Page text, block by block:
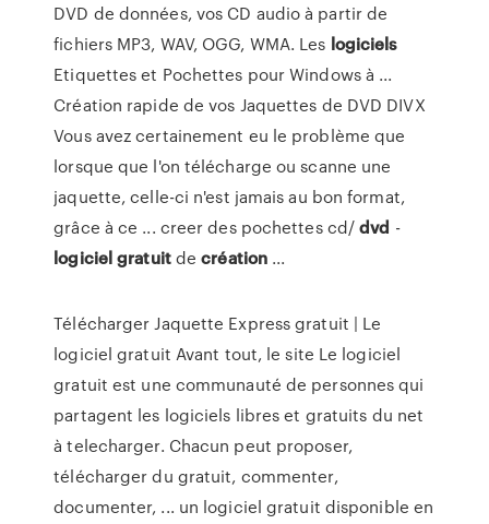
DVD de données, vos CD audio à partir de
fichiers MP3, WAV, OGG, WMA. Les logiciels
Etiquettes et Pochettes pour Windows à ...
Création rapide de vos Jaquettes de DVD DIVX
Vous avez certainement eu le problème que
lorsque que l'on télécharge ou scanne une
jaquette, celle-ci n'est jamais au bon format,
grâce à ce ... creer des pochettes cd/dvd -
logicielgratuitdecréation ...
Télécharger Jaquette Express gratuit | Le
logiciel gratuit Avant tout, le site Le logiciel
gratuit est une communauté de personnes qui
partagent les logiciels libres et gratuits du net
à telecharger. Chacun peut proposer,
télécharger du gratuit, commenter,
documenter, ... un logiciel gratuit disponible en